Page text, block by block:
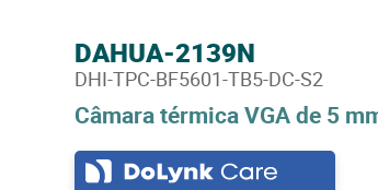
Câmara térmica VGA de 5
DAHUA-2139N
DHI-TPC-BF5601-TB5-DC-S2